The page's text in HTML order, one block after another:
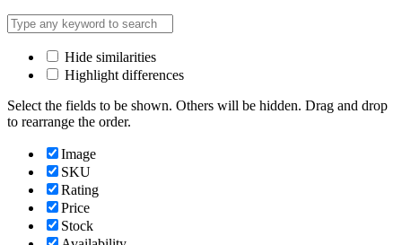
Hide similarities
Highlight differences
Select the fields to be shown. Others will be hidden. Drag and drop
to rearrange the order.
Image
SKU
Rating
Price
Stock